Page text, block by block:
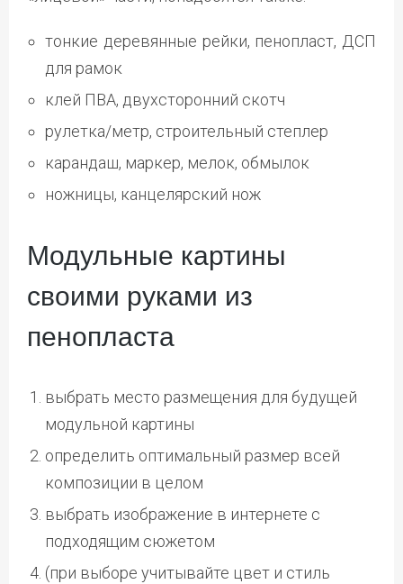
тонкие деревянные рейки, пенопласт, ДСП
для рамок
клей ПВА, двухсторонний скотч
рулетка/метр, строительный степлер
карандаш, маркер, мелок, обмылок
ножницы, канцелярский нож
Модульные картины
своими руками из
пенопласта
выбрать место размещения для будущей
модульной картины
определить оптимальный размер всей
композиции в целом
выбрать изображение в интернете с
подходящим сюжетом
(при выборе учитывайте цвет и стиль